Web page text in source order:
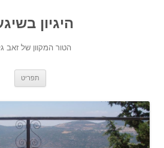
היגיון
הטור המקוון של זאב
תפריט